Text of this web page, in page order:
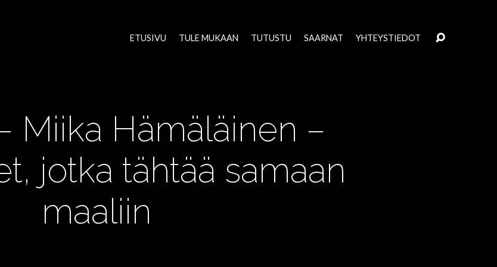
ETUSIVU TULE MUKAAN TUTUSTU SAARNAT YHTEYSTIEDOT
Miika Hämäläinen –
jotka tähtää samaan
maaliin